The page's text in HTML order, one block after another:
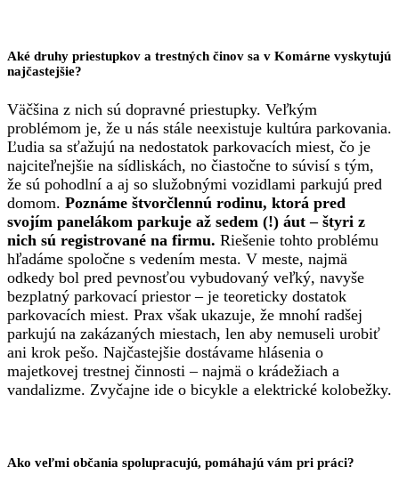
Aké druhy priestupkov a trestných činov sa v Komárne vyskytujú
najčastejšie?
Väčšina z nich sú dopravné priestupky. Veľkým
problémom je, že u nás stále neexistuje kultúra parkovania.
Ľudia sa sťažujú na nedostatok parkovacích miest, čo je
najciteľnejšie na sídliskách, no čiastočne to súvisí s tým,
že sú pohodlní a aj so služobnými vozidlami parkujú pred
domom. Poznáme štvorčlennú rodinu, ktorá pred
svojím panelákom parkuje až sedem (!) áut – štyri z
nich sú registrované na firmu. Riešenie tohto problému
hľadáme spoločne s vedením mesta. V meste, najmä
odkedy bol pred pevnosťou vybudovaný veľký, navyše
bezplatný parkovací priestor – je teoreticky dostatok
parkovacích miest. Prax však ukazuje, že mnohí radšej
parkujú na zakázaných miestach, len aby nemuseli urobiť
ani krok pešo. Najčastejšie dostávame hlásenia o
majetkovej trestnej činnosti – najmä o krádežiach a
vandalizme. Zvyčajne ide o bicykle a elektrické kolobežky.
Ako veľmi občania spolupracujú, pomáhajú vám pri práci?